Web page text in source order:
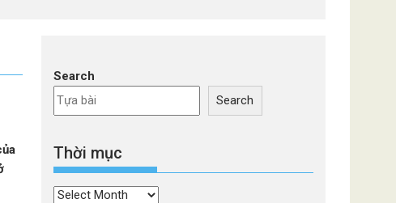
Search
Search
Thời mục
Thời